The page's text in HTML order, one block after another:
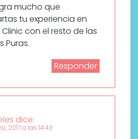
mucho que
tu experiencia en
Clinic con el resto de las
Puras.
Responder
dice:
2017 a las 14:43